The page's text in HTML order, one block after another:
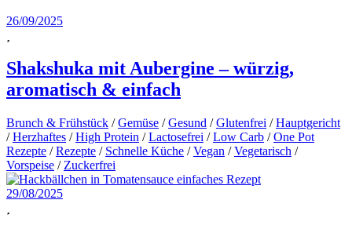
26/09/2025
Shakshuka mit Aubergine – würzig,
aromatisch & einfach
Brunch & Frühstück /Gemüse /Gesund /Glutenfrei /Hauptgericht
/Herzhaftes /High Protein /Lactosefrei /Low Carb /One Pot
Rezepte /Rezepte / Schnelle Küche /Vegan /Vegetarisch /
Vorspeise / Zuckerfrei
29/08/2025